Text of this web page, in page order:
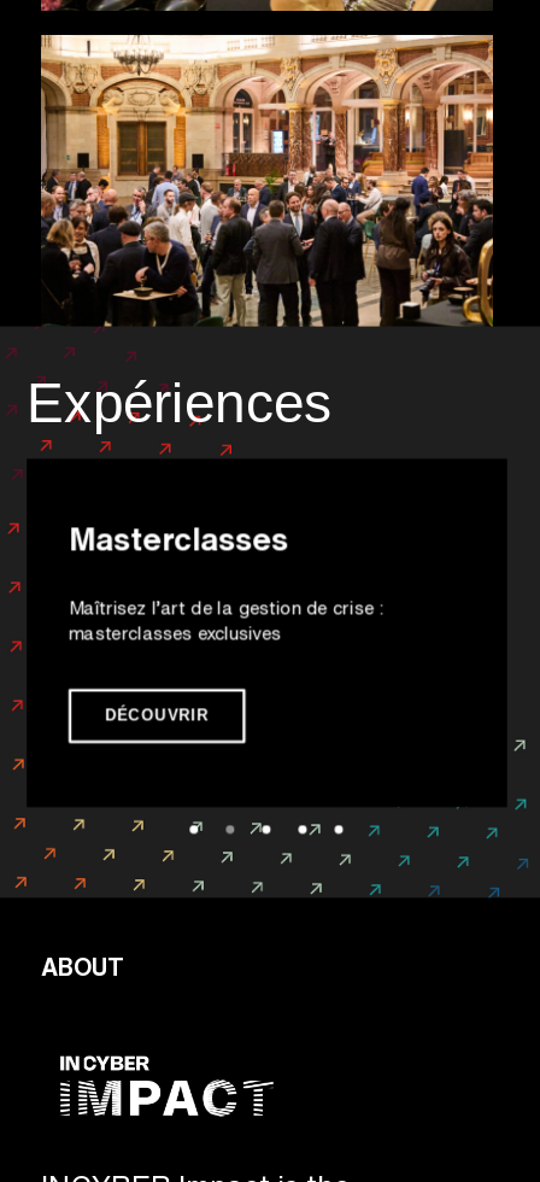
Expériences
Masterclasses
Maîtrisez l’art de la gestion de crise :
masterclasses exclusives
DÉCOUVRIR
ABOUT